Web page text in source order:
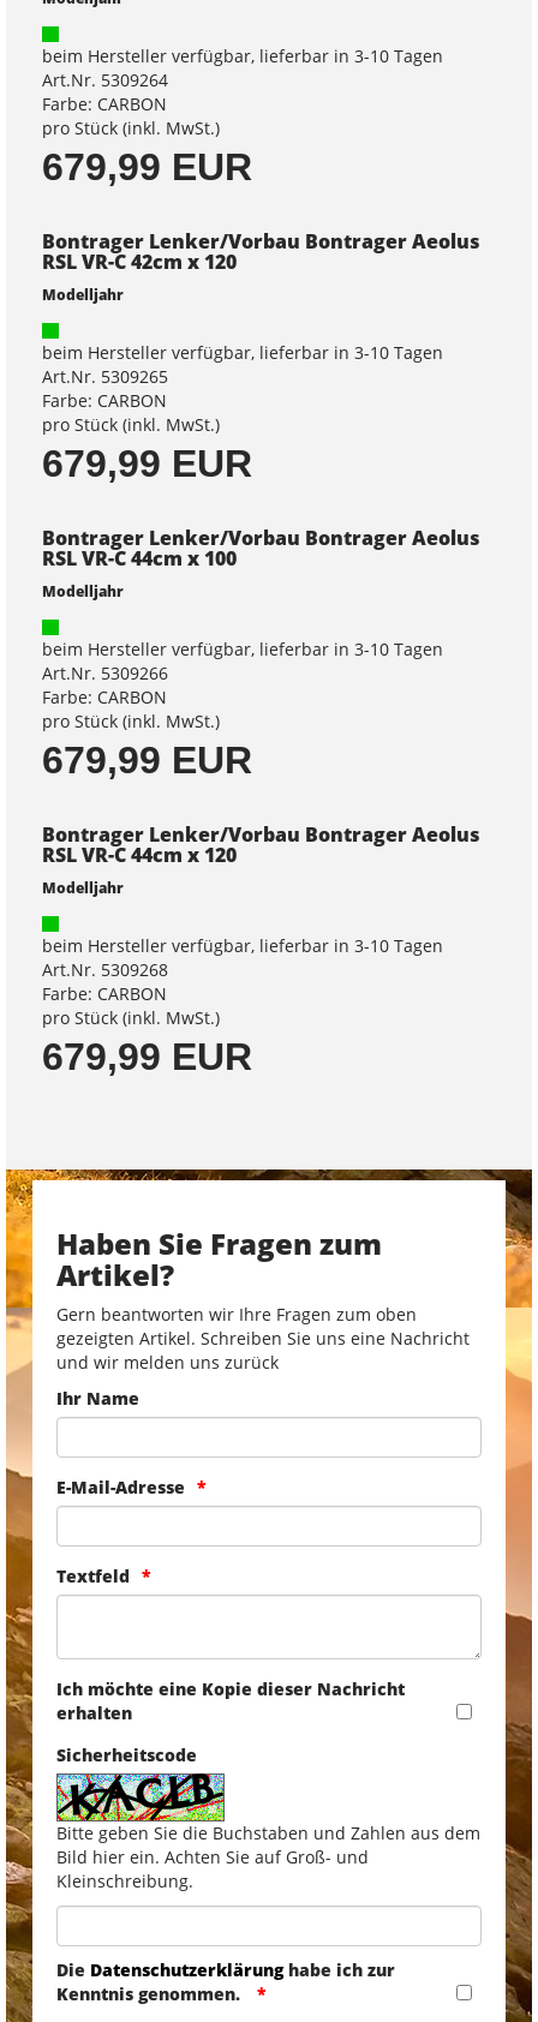
beim Hersteller verfügbar, lieferbar in 3-10 Tagen
Art.Nr. 5309264
Farbe: CARBON
pro Stück (inkl. MwSt.)
679,99 EUR
Bontrager Lenker/Vorbau Bontrager Aeolus
RSL VR-C 42cm x 120
Modelljahr
beim Hersteller verfügbar, lieferbar in 3-10 Tagen
Art.Nr. 5309265
Farbe: CARBON
pro Stück (inkl. MwSt.)
679,99 EUR
Bontrager Lenker/Vorbau Bontrager Aeolus
RSL VR-C 44cm x 100
Modelljahr
beim Hersteller verfügbar, lieferbar in 3-10 Tagen
Art.Nr. 5309266
Farbe: CARBON
pro Stück (inkl. MwSt.)
679,99 EUR
Bontrager Lenker/Vorbau Bontrager Aeolus
RSL VR-C 44cm x 120
Modelljahr
beim Hersteller verfügbar, lieferbar in 3-10 Tagen
Art.Nr. 5309268
Farbe: CARBON
pro Stück (inkl. MwSt.)
679,99 EUR
Haben Sie Fragen zum
Artikel?
Gern beantworten wir Ihre Fragen zum oben
gezeigten Artikel. Schreiben Sie uns eine Nachricht
und wir melden uns zurück
Ihr Name
E-Mail-Adresse
Textfeld
Ich möchte eine Kopie dieser Nachricht
erhalten
Sicherheitscode
Bitte geben Sie die Buchstaben und Zahlen aus dem
Bild hier ein. Achten Sie auf Groß- und
Kleinschreibung.
Die Datenschutzerklärunghabe ich zur
Kenntnis genommen.